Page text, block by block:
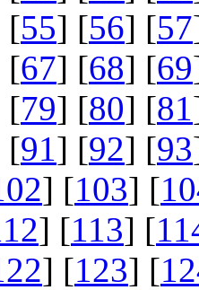
[55] [56] [57
[67] [68] [69
[79] [80] [81
[91] [92] [93
] [103] [
] [113] [
] [123] [